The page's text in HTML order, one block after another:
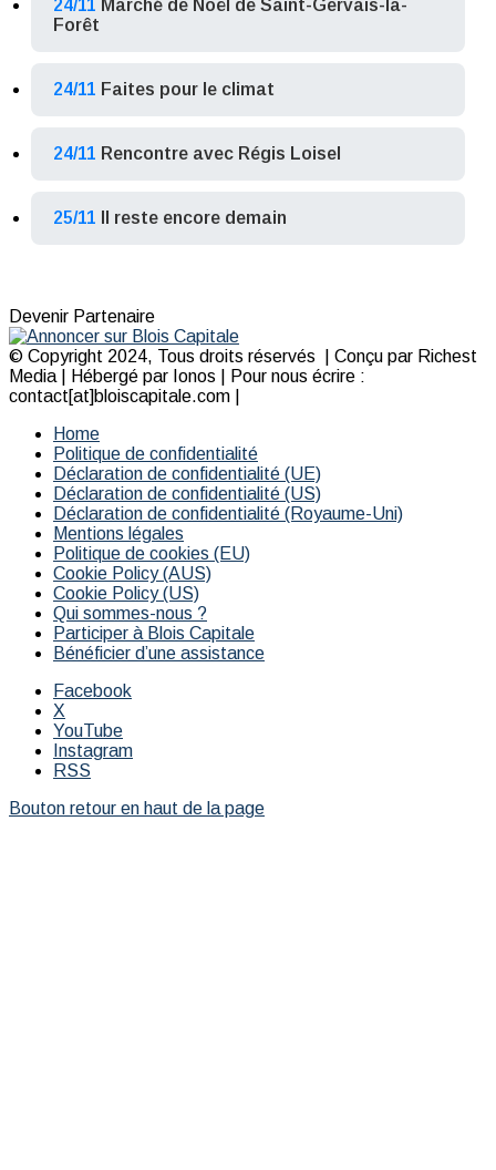
24/11 Marché de Noël de Saint-Gervais-la-
Forêt
24/11 Faites pour le climat
24/11 Rencontre avec Régis Loisel
25/11 Il reste encore demain
Devenir Partenaire
© Copyright 2024, Tous droits réservés | Conçu par Richest
Media | Hébergé par Ionos | Pour nous écrire :
contact[at]bloiscapitale.com |
Home
Politique de confidentialité
Déclaration de confidentialité (UE)
Déclaration de confidentialité (US)
Déclaration de confidentialité (Royaume-Uni)
Mentions légales
Politique de cookies (EU)
Cookie Policy (AUS)
Cookie Policy (US)
Qui sommes-nous ?
Participer à Blois Capitale
Bénéficier d’une assistance
Facebook
X
YouTube
Instagram
RSS
Bouton retour en haut de la page